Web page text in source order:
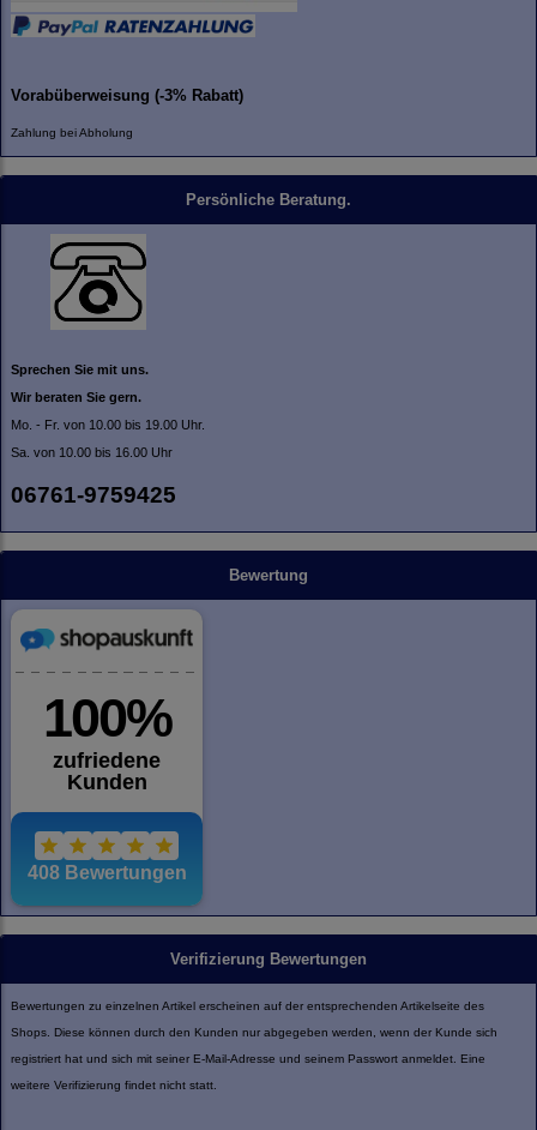
Vorabüberweisung (-3% Rabatt)
Zahlung bei Abholung
Persönliche Beratung.
Sprechen Sie mit uns.
Wir beraten Sie gern.
Mo. - Fr. von 10.00 bis 19.00 Uhr.
Sa. von 10.00 bis 16.00 Uhr
06761-9759425
Bewertung
Verifizierung Bewertungen
Bewertungen zu einzelnen Artikel erscheinen auf der entsprechenden Artikelseite des
Shops. Diese können durch den Kunden nur abgegeben werden, wenn der Kunde sich
registriert hat und sich mit seiner E-Mail-Adresse und seinem Passwort anmeldet. Eine
weitere Verifizierung findet nicht statt.